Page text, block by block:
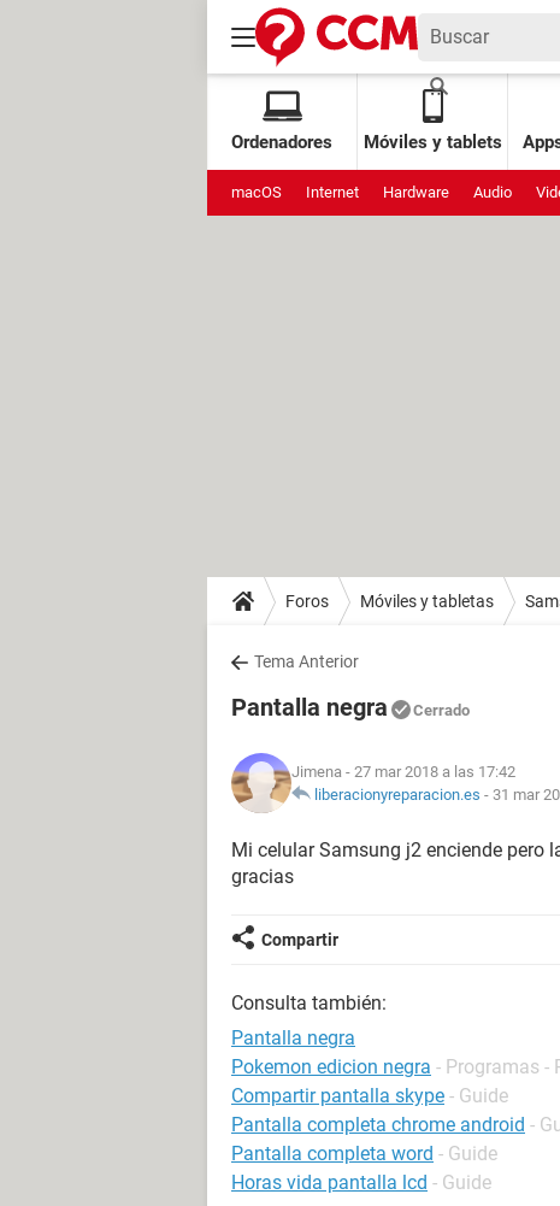
Ordenadores Móviles y tablets
macOS Internet Hardware Audio
Foros Móviles y tabletas
Tema Anterior
Pantalla negra Cerrado
Jimena - 27 mar 2018 a las 17:42
liberacionyreparacion.es - 31 mar
Mi celular Samsung j2 enciende pero
gracias
Compartir
Consulta también:
Pantalla negra
Pokemon edicion negra - Programas -
Compartir pantalla skype - Guide
Pantalla completa chrome android -
Pantalla completa word - Guide
Horas vida pantalla lcd - Guide